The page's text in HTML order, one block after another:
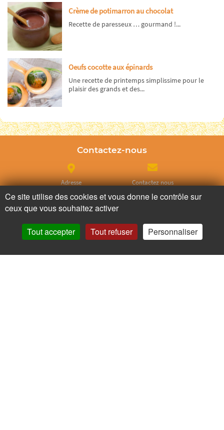
Crème de potimarron au chocolat
Recette de paresseux … gourmand !...
Oeufs cocotte aux épinards
Une recette de printemps simplissime pour le
plaisir des grands et des...
Contactez-nous
Adresse Contactez nous
Instagram
Ce site utilise des cookies et vous donne le contrôle sur
ceux que vous souhaitez activer
Tout accepter Tout refuser Personnaliser